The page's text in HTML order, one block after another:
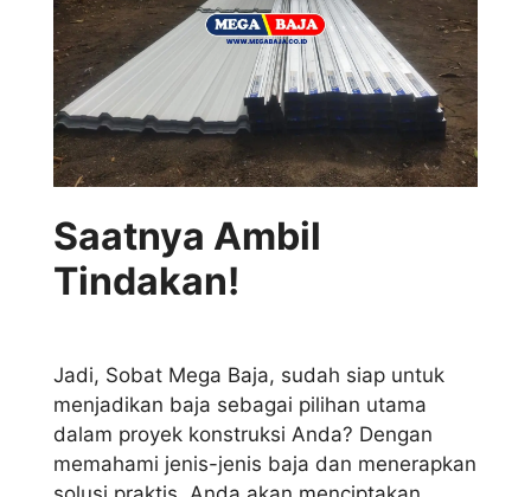
Saatnya Ambil
Tindakan!
Jadi, Sobat Mega Baja, sudah siap untuk
menjadikan baja sebagai pilihan utama
dalam proyek konstruksi Anda? Dengan
memahami jenis-jenis baja dan menerapkan